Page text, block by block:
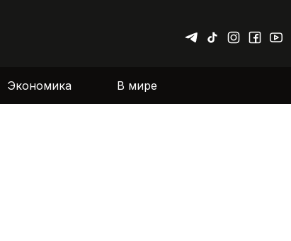
Экономика В мире